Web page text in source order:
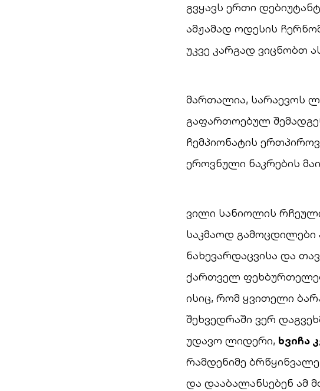
გვყავს ერთი
ამჟამად ოდესის
უკვე კარგად ვიცნობთ
მართალია, სარაევოს
გაფართოებულ
ჩემპიონატის
ეროვნული ნაკრების
ვილი სანიოლის
საკმაოდ
ნახევარდაცვისა და
ქართველ
ისიც, რომ ყვითელი
შეხვედრაში ვერ
უდავო ლიდერი, ხვიჩა
რამდენიმე
და დააბალანსებენ ამ